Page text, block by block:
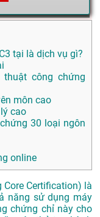
tại là dịch vụ gì?
công chứng
môn cao
cao
30 loại ngôn
online
Core Certification) là
năng sử dụng máy
chứng chỉ này cho